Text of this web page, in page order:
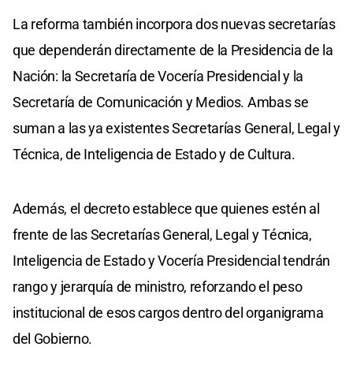
La reforma también incorpora dos nuevas secretarías
que dependerán directamente de la Presidencia de la
Nación: la Secretaría de Vocería Presidencial y la
Secretaría de Comunicación y Medios. Ambas se
suman a las ya existentes Secretarías General, Legal y
Técnica, de Inteligencia de Estado y de Cultura.
Además, el decreto establece que quienes estén al
frente de las Secretarías General, Legal y Técnica,
Inteligencia de Estado y Vocería Presidencial tendrán
rango y jerarquía de ministro, reforzando el peso
institucional de esos cargos dentro del organigrama
del Gobierno.